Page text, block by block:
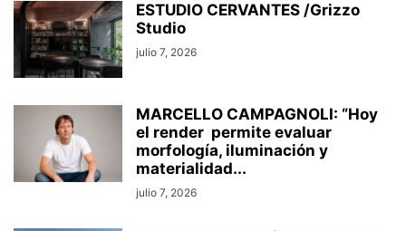
ESTUDIO CERVANTES /Grizzo
Studio
julio 7, 2026
MARCELLO CAMPAGNOLI: “Hoy
el render permite evaluar
morfología, iluminación y
materialidad...
julio 7, 2026